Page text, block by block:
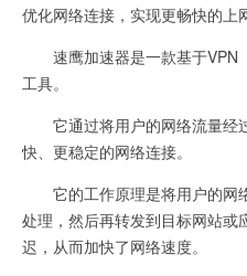
优化网络连接，实现更畅快的上
速鹰加速器是一款基于VPN
工具。
它通过将用户的网络流量经
快、更稳定的网络连接。
它的工作原理是将用户的网
处理，然后再转发到目标网站或
迟，从而加快了网络速度。